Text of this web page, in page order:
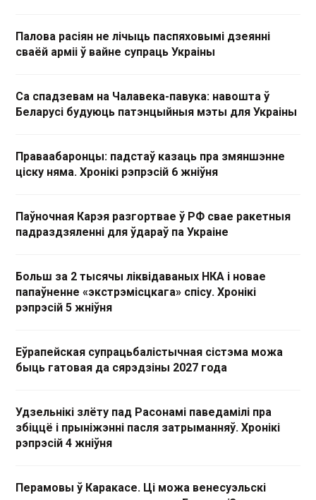
Палова расіян не лічыць паспяховымі дзеянні
сваёй арміі ў вайне супраць Украіны
Са спадзевам на Чалавека-павука: навошта ў
Беларусі будуюць патэнцыйныя мэты для Украіны
Праваабаронцы: падстаў казаць пра змяншэнне
ціску няма. Хронікі рэпрэсій 6 жніўня
Паўночная Карэя разгортвае ў РФ свае ракетныя
падраздзяленні для ўдараў па Украіне
Больш за 2 тысячы ліквідаваных НКА і новае
папаўненне «экстрэмісцкага» спісу. Хронікі
рэпрэсій 5 жніўня
Еўрапейская супрацьбалістычная сістэма можа
быць гатовая да сярэдзіны 2027 года
Удзельнікі злёту пад Расонамі паведамілі пра
збіццё і прыніжэнні пасля затрыманняў. Хронікі
рэпрэсій 4 жніўня
Перамовы ў Каракасе. Ці можа венесуэльскі